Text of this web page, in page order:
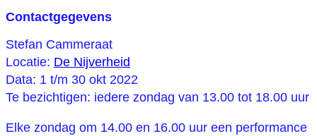
Contactgegevens
Stefan Cammeraat
Locatie: De Nijverheid
Data: 1 t/m 30 okt 2022
Te bezichtigen: iedere zondag van 13.00 tot 18.00 uur
Elke zondag om 14.00 en 16.00 uur een performance